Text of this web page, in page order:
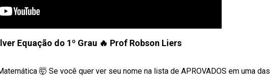
Equação do 1º Grau 🔥 Prof Robson Liers
🤯 Se você quer ver seu nome na lista de APROVADOS em uma das